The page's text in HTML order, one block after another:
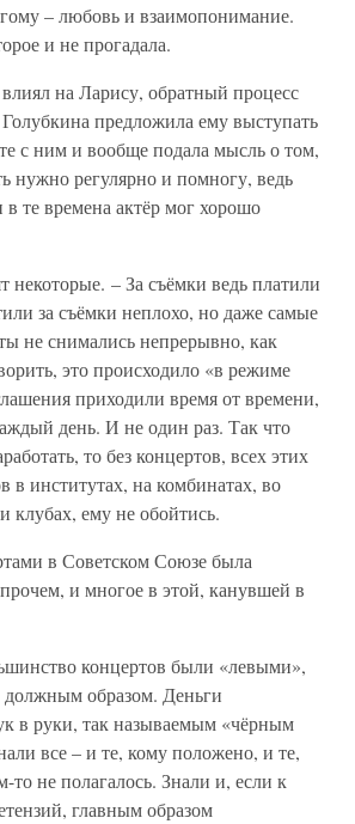
– любовь и взаимопонимание.
и не прогадала.
на Ларису, обратный процесс
предложила ему выступать
с ним и вообще подала мысль о том,
нужно регулярно и помногу, ведь
в те времена актёр мог хорошо
некоторые. – За съёмки ведь платили
за съёмки неплохо, но даже самые
не снимались непрерывно, как
это происходило «в режиме
приходили время от времени,
день. И не один раз. Так что
то без концертов, всех этих
в институтах, на комбинатах, во
клубах, ему не обойтись.
в Советском Союзе была
и многое в этой, канувшей в
концертов были «левыми»,
образом. Деньги
в руки, так называемым «чёрным
все – и те, кому положено, и те,
то не полагалось. Знали и, если к
главным образом